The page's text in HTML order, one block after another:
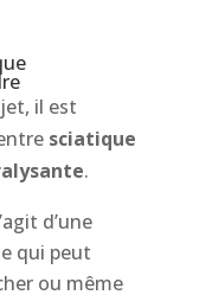
il est
sciatique
.
d’une
qui peut
ou même